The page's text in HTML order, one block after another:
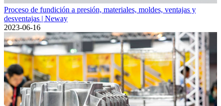
Proceso de fundición a presión, materiales, moldes, ventajas y
desventajas | Neway
2023-06-16